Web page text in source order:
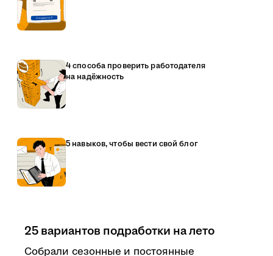
4 способа проверить работодателя
на надёжность
5 навыков, чтобы вести свой блог
25 вариантов подработки на лето
Собрали сезонные и постоянные